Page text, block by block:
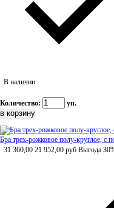
В наличии
Количество: уп.
Бра трех-рожковое полу-круглое, с
31 360,00 21 952,00 руб Выгода